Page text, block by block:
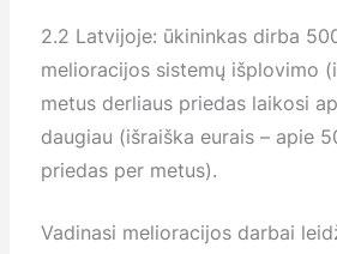
2.2 Latvijoje: ūkininkas dirba
melioracijos sistemų išplovimo
metus derliaus priedas laikosi
daugiau (išraiška eurais – apie
priedas per metus).
Vadinasi melioracijos darbai